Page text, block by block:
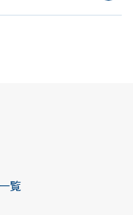
覧